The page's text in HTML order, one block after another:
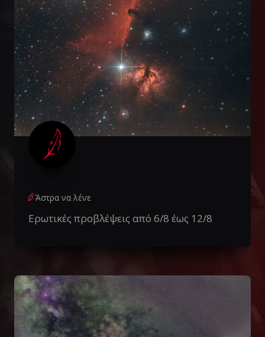
Άστρα να λένε
Ερωτικές προβλέψεις από 6/8 έως 12/8